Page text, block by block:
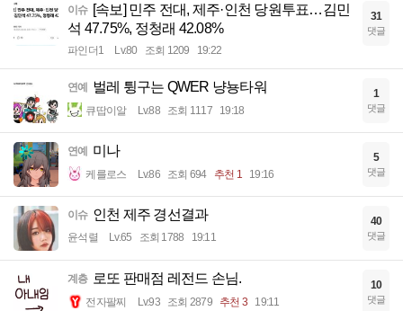
이슈 [속보] 민주 전대, 제주·인천 당원투표…김민
석 47.75%, 정청래 42.08%
파인더1 Lv.80 조회 1209 19:22
31
댓글
연예 벌레 튕구는 QWER 냥뇽타워
큐땁이알 Lv.88 조회 1117 19:18
1
댓글
연예 미나
케를로스 Lv.86 조회 694 추천 1 19:16
5
댓글
이슈 인천 제주 경선결과
윤석렬 Lv.65 조회 1788 19:11
40
댓글
계층 로또 판매점 레전드 손님.
전자팔찌 Lv.93 조회 2879 추천 3 19:11
10
댓글